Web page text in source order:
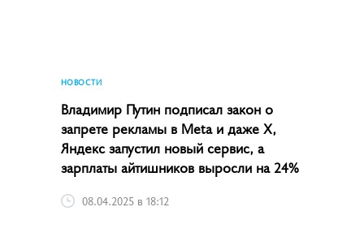
НОВОСТИ
Владимир Путин подписал закон о
запрете рекламы в Meta и даже X,
Яндекс запустил новый сервис, а
зарплаты айтишников выросли на 24%
08.04.2025 в 18:12